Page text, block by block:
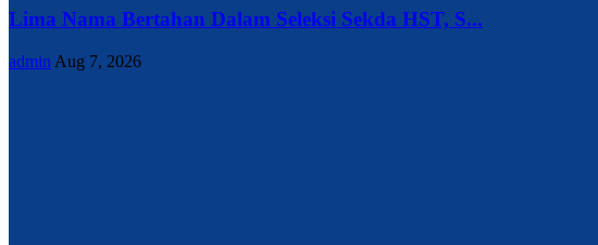
Lima Nama Bertahan Dalam Seleksi Sekda HST, S...
admin Aug 7, 2026